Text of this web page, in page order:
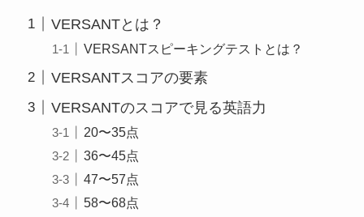
VERSANTとは？
VERSANTスピーキングテストとは？
VERSANTスコアの要素
VERSANTのスコアで見る英語力
20〜35点
36〜45点
47〜57点
58〜68点